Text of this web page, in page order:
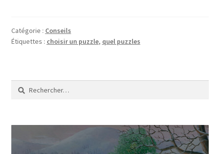
Catégorie : Conseils
Étiquettes : choisir un puzzle, quel puzzles
Rechercher :